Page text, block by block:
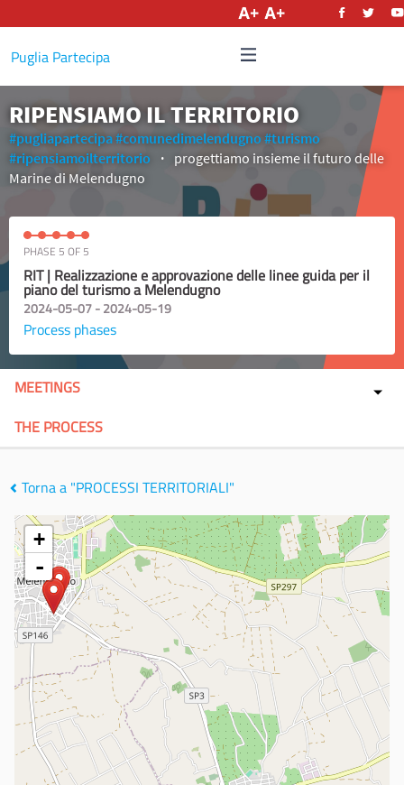
Puglia Partecipa
RIPENSIAMO IL TERRITORIO
#pugliapartecipa#comunedimelendugno #turismo
#ripensiamoilterritorio
progettiamo insieme il futuro delle
Marine di Melendugno
PHASE 5 OF 5
RIT | Realizzazione e approvazione delle linee guida per il
piano del turismo a Melendugno
2024-05-07 - 2024-05-19
Process phases
MEETINGS
THE PROCESS
Torna a "PROCESSI TERRITORIALI"
+
-